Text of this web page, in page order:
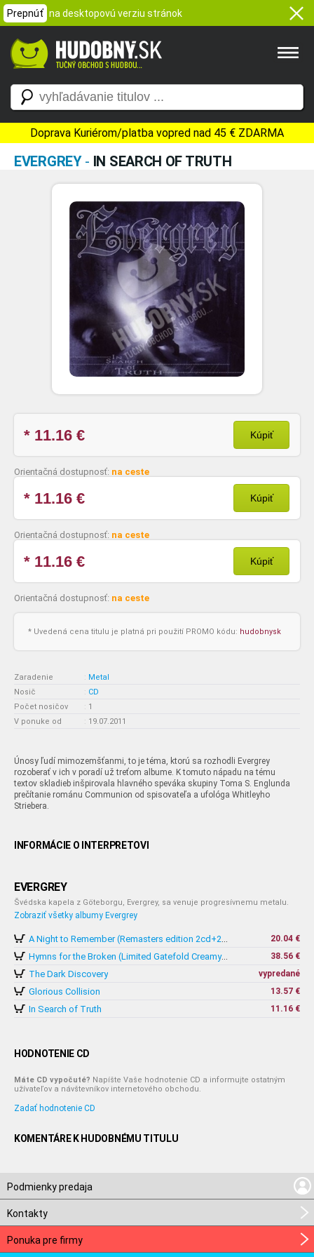
Prepnúť na desktopovú verziu stránok
Doprava Kuriérom/platba vopred nad 45 € ZDARMA
EVERGREY- IN SEARCH OF TRUTH
* 11.16 € Kúpiť
Orientačná dostupnosť: na ceste
* 11.16 € Kúpiť
Orientačná dostupnosť: na ceste
* 11.16 € Kúpiť
Orientačná dostupnosť: na ceste
* Uvedená cena titulu je platná pri použití PROMO kódu: hudobnysk
Zaradenie : Metal
Nosič
: CD
Počet nosičov
: 1
V ponuke od
: 19.07.2011
Únosy ľudí mimozemšťanmi, to je téma, ktorú sa rozhodli Evergrey
rozoberať v ich v poradí už treťom albume. K tomuto nápadu na tému
textov skladieb inšpirovala hlavného speváka skupiny Toma S. Englunda
prečítanie románu Communion od spisovateľa a ufológa Whitleyho
Striebera.
INFORMÁCIE O INTERPRETOVI
EVERGREY
Švédska kapela z Göteborgu, Evergrey, sa venuje progresívnemu metalu.
Zobraziť všetky albumy Evergrey
A Night to Remember (Remasters edition 2cd+2dvd)
20.04 €
Hymns for the Broken (Limited Gatefold Creamy White 2x Vinyl)
38.56 €
The Dark Discovery vypredané
Glorious Collision 13.57 €
In Search of Truth 11.16 €
HODNOTENIE CD
Máte CD vypočuté? Napíšte Vaše hodnotenie CD a informujte ostatným
užívateľov a návštevníkov internetového obchodu.
Zadať hodnotenie CD
KOMENTÁRE K HUDOBNÉMU TITULU
Podmienky predaja
Kontakty
Ponuka pre firmy